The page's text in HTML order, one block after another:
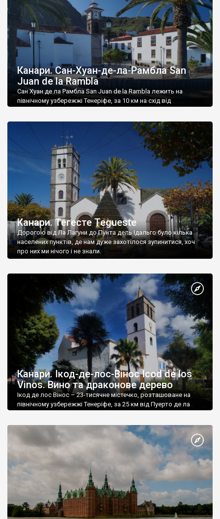
Канари. Сан-Хуан-де-ла-Рамбла San
Juan de la Rambla
Сан Хуан де ла Рамбла San Juan de la Rambla лежить на
північному узбережжі Тенеріфе, за 10 км на схід від
Канари. Тегесте Tegueste
Дорогою від Ла Лагуни до Пунта дель Ідальго було кілька
населених пунктів, де нам дуже захотілося зупинитися, хоч
про них ми нічого і не знали.
Канари. Ікод-де-лос-Вінос Icod de los
Vinos. Вино та драконове дерево
Ікод де лос Вінос – 23-тисячне містечко, розташоване на
північному узбережжі Тенеріфе, за 25 км від Пуерто де ла